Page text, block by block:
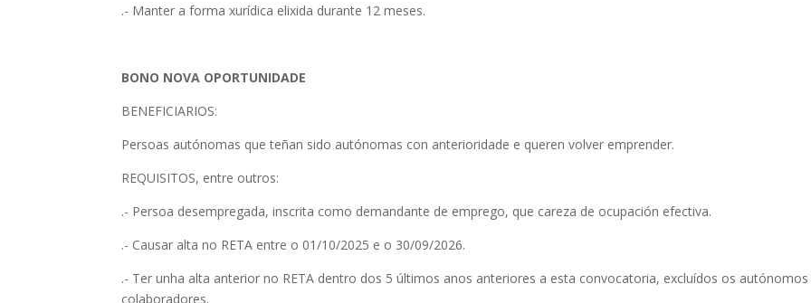
.- Manter a forma xurídica elixida durante 12 meses.
BONO NOVA OPORTUNIDADE
BENEFICIARIOS:
Persoas autónomas que teñan sido autónomas con anterioridade e queren volver emprender.
REQUISITOS, entre outros:
.- Persoa desempregada, inscrita como demandante de emprego, que careza de ocupación efectiva.
.- Causar alta no RETA entre o 01/10/2025 e o 30/09/2026.
.- Ter unha alta anterior no RETA dentro dos 5 últimos anos anteriores a esta convocatoria, excluídos os autónomos
colaboradores.